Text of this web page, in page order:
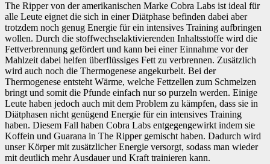
The Ripper von der amerikanischen Marke Cobra Labs ist ideal für
alle Leute eignet die sich in einer Diätphase befinden dabei aber
trotzdem noch genug Energie für ein intensives Training aufbringen
wollen. Durch die stoffwechselaktivierenden Inhaltsstoffe wird die
Fettverbrennung gefördert und kann bei einer Einnahme vor der
Mahlzeit dabei helfen überflüssiges Fett zu verbrennen. Zusätzlich
wird auch noch die Thermogenese angekurbelt. Bei der
Thermogenese entsteht Wärme, welche Fettzellen zum Schmelzen
bringt und somit die Pfunde einfach nur so purzeln werden. Einige
Leute haben jedoch auch mit dem Problem zu kämpfen, dass sie in
Diätphasen nicht genügend Energie für ein intensives Training
haben. Diesem Fall haben Cobra Labs entgegengewirkt indem sie
Koffein und Guarana in The Ripper gemischt haben. Dadurch wird
unser Körper mit zusätzlicher Energie versorgt, sodass man wieder
mit deutlich mehr Ausdauer und Kraft trainieren kann.